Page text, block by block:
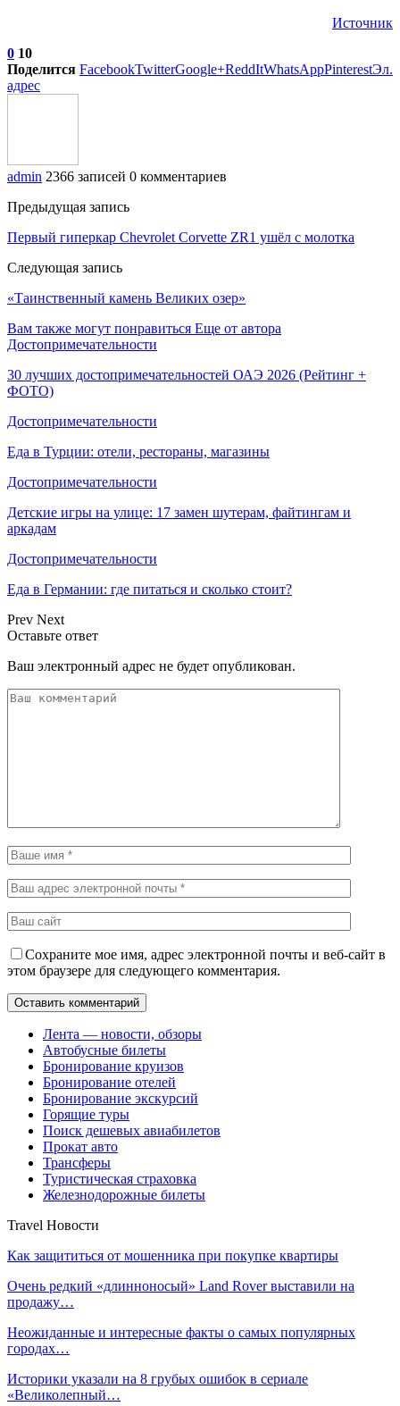
Источник
0 10
Поделится FacebookTwitterGoogle+ReddItWhatsAppPinterestЭл.
адрес
admin 2366 записей 0 комментариев
Предыдущая запись
Первый гиперкар Chevrolet Corvette ZR1 ушёл с молотка
Следующая запись
«Таинственный камень Великих озер»
Вам также могут понравиться Еще от автора
Достопримечательности
30 лучших достопримечательностей ОАЭ 2026 (Рейтинг +
ФОТО)
Достопримечательности
Еда в Турции: отели, рестораны, магазины
Достопримечательности
Детские игры на улице: 17 замен шутерам, файтингам и
аркадам
Достопримечательности
Еда в Германии: где питаться и сколько стоит?
Prev Next
Оставьте ответ
Ваш электронный адрес не будет опубликован.
Сохраните мое имя, адрес электронной почты и веб-сайт в
этом браузере для следующего комментария.
Лента — новости, обзоры
Автобусные билеты
Бронирование круизов
Бронирование отелей
Бронирование экскурсий
Горящие туры
Поиск дешевых авиабилетов
Прокат авто
Трансферы
Туристическая страховка
Железнодорожные билеты
Travel Новости
Как защититься от мошенника при покупке квартиры
Очень редкий «длинноносый» Land Rover выставили на
продажу…
Неожиданные и интересные факты о самых популярных
городах…
Историки указали на 8 грубых ошибок в сериале
«Великолепный…